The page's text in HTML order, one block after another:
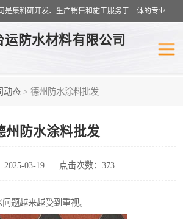
山东台运防水材料有限公司是集科研开发、生产销售和施工服务于一体的专业化防水材料厂家，公司拥有雄厚的研制生产实力和丰富的实际施工经验，在防水材料及施工行业拥有广泛的信誉；公司主要产品有：耐根穿刺SBS防水卷材,自粘型防水卷材,耐水型防水卷材,聚乙烯丙涤纶高分子防水卷材,自粘橡胶沥青防水卷材等。
运防水材料有限公司
动态 > 德州防水涂料批发
州防水涂料批发
2025-03-19 点击次数：373
题越来越受到重视。
SBS防水卷材
耐水型防水卷材
自粘橡胶沥青防水卷材